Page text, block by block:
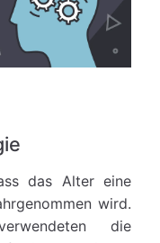
das Alter eine
wird.
die